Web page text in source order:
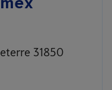
31850